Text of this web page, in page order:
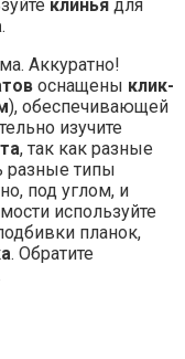
клинья для
.
Аккуратно!
оснащены клик-
), обеспечивающей
изучите
, так как разные
разные типы
под углом, и
используйте
планок,
. Обратите